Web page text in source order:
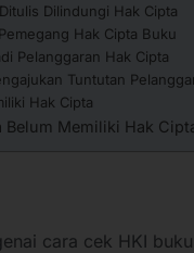
Dilindungi Hak Cipta
Hak Cipta Buku
Pelanggaran Hak Cipta
Tuntutan
Hak Cipta
Belum Memiliki Hak
cara cek HKI